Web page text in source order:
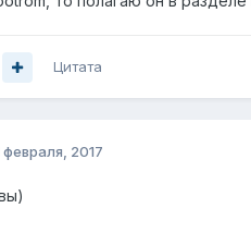
Цитата
февраля, 2017